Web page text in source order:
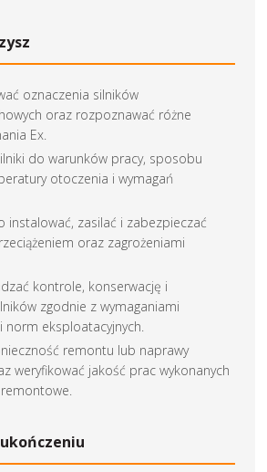
oznaczenia silników
oraz rozpoznawać różne
Ex.
do warunków pracy, sposobu
otoczenia i wymagań
instalować, zasilać i zabezpieczać
oraz zagrożeniami
kontrole, konserwację i
zgodnie z wymaganiami
eksploatacyjnych.
remontu lub naprawy
weryfikować jakość prac wykonanych
remontowe.